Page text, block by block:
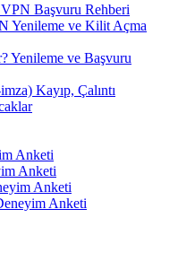
Başvuru Rehberi
Yenileme ve Kilit Açma
Yenileme ve Başvuru
Kayıp, Çalıntı
Anketi
Anketi
Anketi
Anketi